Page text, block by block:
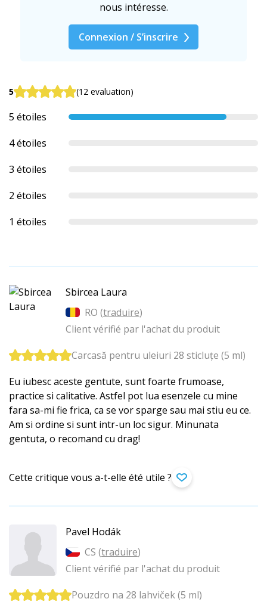
nous intéresse.
Connexion / S’inscrire
5 (12 evaluation)
5 étoiles
4 étoiles
3 étoiles
2 étoiles
1 étoiles
Sbircea Laura
RO (traduire)
Client vérifié par l'achat du produit
Carcasă pentru uleiuri 28 sticluțe (5 ml)
Eu iubesc aceste gentute, sunt foarte frumoase,
practice si calitative. Astfel pot lua esenzele cu mine
fara sa-mi fie frica, ca se vor sparge sau mai stiu eu ce.
Am si ordine si sunt intr-un loc sigur. Minunata
gentuta, o recomand cu drag!
Cette critique vous a-t-elle été utile ?
Pavel Hodák
CS (traduire)
Client vérifié par l'achat du produit
Pouzdro na 28 lahviček (5 ml)